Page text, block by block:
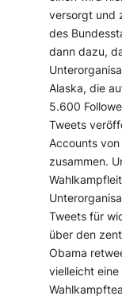
versorgt und
des
dann dazu,
Alaska, die
5.600
Tweets
Accounts
zusammen.
Tweets für
über den
Obama
vielleicht